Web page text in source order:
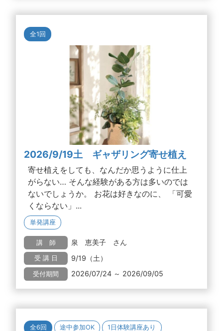
全1回
2026/9/19土 ギャザリング寄せ植え
寄せ植えをしても、なんだか思うように仕上
がらない… そんな経験がある方は多いのでは
ないでしょうか。 お花は好きなのに、 「可愛
くならない」...
単発講座
講 師 泉 恵美子 さん
受 講 日 9/19（土）
受付期間 2026/07/24 ～ 2026/09/05
全6回 途中参加OK 1日体験講座あり